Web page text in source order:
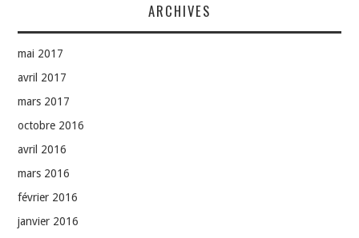
ARCHIVES
mai 2017
avril 2017
mars 2017
octobre 2016
avril 2016
mars 2016
février 2016
janvier 2016